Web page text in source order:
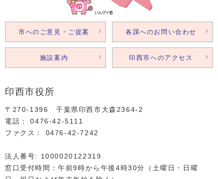
印西市役所
〒270-1396 千葉県印西市大森2364‐2
電話： 0476‐42‐5111
ファクス： 0476‐42‐7242
法人番号: 1000020122319
窓口受付時間：午前9時から午後4時30分（土曜日・日曜
市へのご意見・ご提案 各課へのお問い合わせ
施設案内 印西市へのアクセス